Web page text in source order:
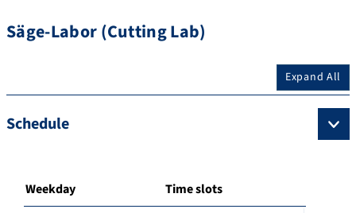
Säge-Labor (Cutting Lab)
Expand All
Schedule
Weekday Time slots